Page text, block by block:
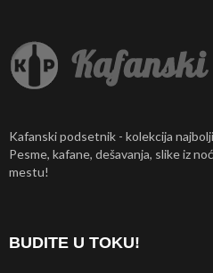
Kafanski podsetnik - kolekcija
Pesme, kafane, dešavanja, slike iz
mestu!
BUDITE U TOKU!